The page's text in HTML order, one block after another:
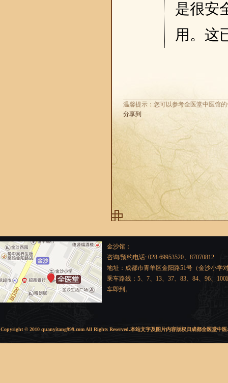
是很安
用。这
温馨提示：您可以参考全医堂中医馆
分享到
金沙馆：
咨询/预约电话: 028-69953520、87070812
地址：成都市青羊区金阳路51号（金沙小学
乘车路线：5、7、13、37、83、84、96、
车即到。
Copyright © 2010 quanyitang999.com All Rights Reserved.本站文字及图片内容版权归成都全医堂中